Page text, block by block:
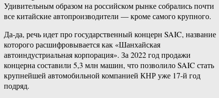
Удивительным образом на российском рынке собрались почти
все китайские автопроизводители — кроме самого крупного.
Да-да, речь идет про государственный концерн SAIC, название
которого расшифровывается как «Шанхайская
автоиндустриальная корпорация». За 2022 год продажи
концерна составили 5,3 млн машин, что позволило SAIC стать
крупнейшей автомобильной компанией КНР уже 17-й год
подряд.